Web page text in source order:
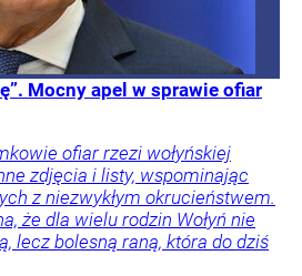
Mocny apel w sprawie ofiar
ofiar rzezi wołyńskiej
zdjęcia i listy, wspominając
z niezwykłym okrucieństwem.
że dla wielu rodzin Wołyń nie
lecz bolesną raną, która do dziś